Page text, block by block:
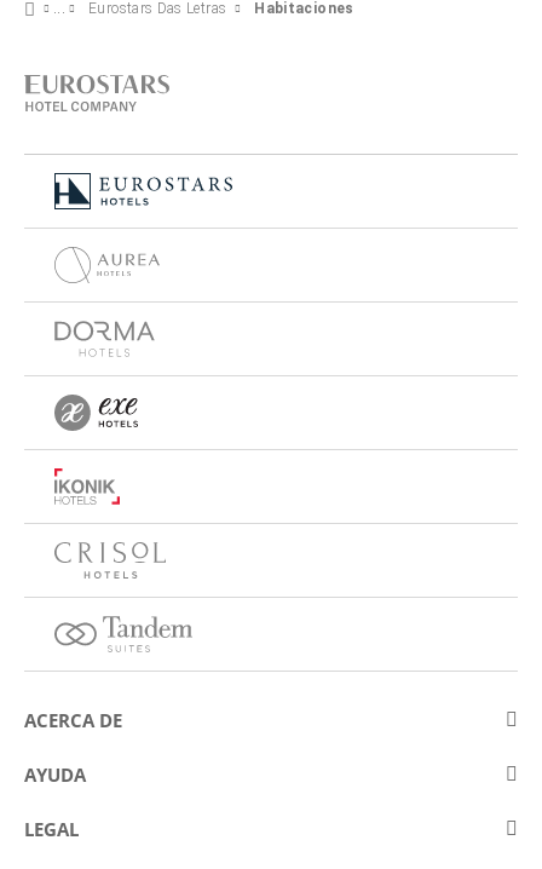
Eurostars Das Letras Habitaciones
ACERCA DE
Sobre Eurostars Hotel Company
Concursos
AYUDA
Contactar
LEGAL